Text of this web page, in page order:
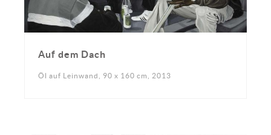
Auf dem Dach
Öl auf Leinwand, 90 x 160 cm, 2013